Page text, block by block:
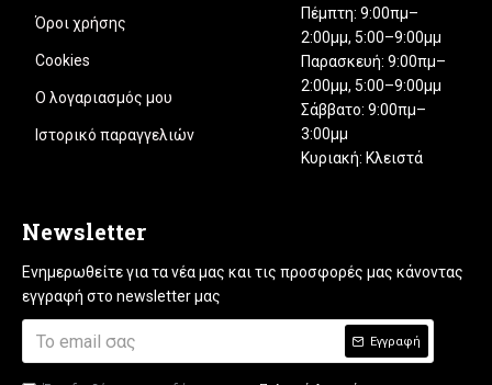
Όροι χρήσης
Cookies
Ο λογαριασμός μου
Ιστορικό παραγγελιών
Πέμπτη: 9:00πμ–
2:00μμ, 5:00–9:00μμ
Παρασκευή: 9:00πμ–
2:00μμ, 5:00–9:00μμ
Σάββατο: 9:00πμ–
3:00μμ
Κυριακή: Κλειστά
Newsletter
Ενημερωθείτε για τα νέα μας και τις προσφορές μας κάνοντας
εγγραφή στο newsletter μας
Εγγραφή